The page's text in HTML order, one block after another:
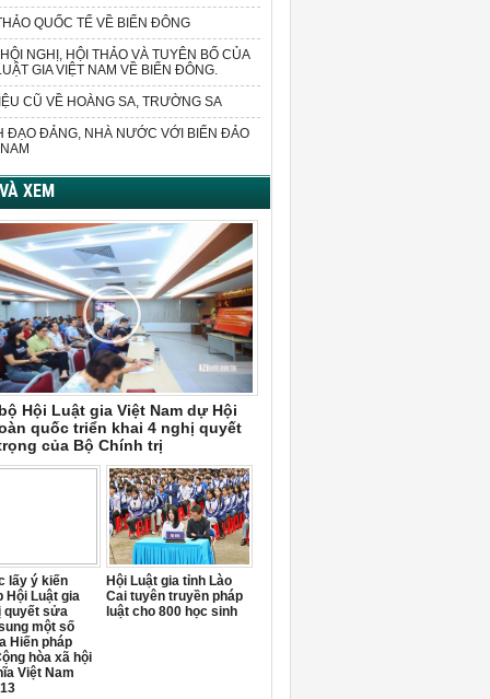
QUỐC TẾ VỀ BIỂN ĐÔNG
NGHỊ, HỘI THẢO VÀ TUYÊN BỐ CỦA
GIA VIỆT NAM VỀ BIỂN ĐÔNG.
CŨ VỀ HOÀNG SA, TRƯỜNG SA
ĐẠO ĐẢNG, NHÀ NƯỚC VỚI BIỂN ĐẢO
XEM
Hội Luật gia Việt Nam dự Hội
quốc triển khai 4 nghị quyết
của Bộ Chính trị
lấy ý kiến
Hội Luật gia
quyết sửa
một số
Hiến pháp
hòa xã hội
Việt Nam
Hội Luật gia tỉnh Lào
Cai tuyên truyền pháp
luật cho 800 học sinh